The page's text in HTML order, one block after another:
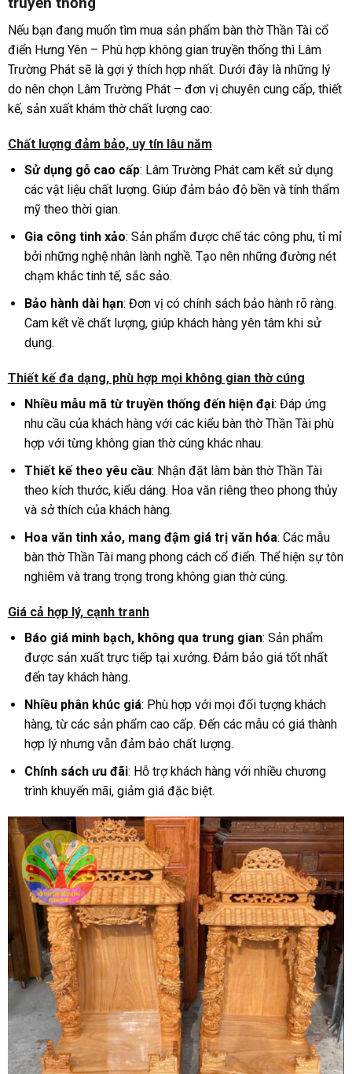
Nếu bạn đang muốn tìm mua sản phẩm bàn thờ Thần Tài cổ
điển Hưng Yên – Phù hợp không gian truyền thống thì Lâm
Trường Phát sẽ là gợi ý thích hợp nhất. Dưới đây là những lý
do nên chọn Lâm Trường Phát – đơn vị chuyên cung cấp, thiết
kế, sản xuất khám thờ chất lượng cao:
Chất lượng đảm bảo, uy tín lâu năm
Sử dụng gỗ cao cấp: Lâm Trường Phát cam kết sử dụng
các vật liệu chất lượng. Giúp đảm bảo độ bền và tính thẩm
mỹ theo thời gian.
Gia công tinh xảo: Sản phẩm được chế tác công phu, tỉ mỉ
bởi những nghệ nhân lành nghề. Tạo nên những đường nét
chạm khắc tinh tế, sắc sảo.
Bảo hành dài hạn: Đơn vị có chính sách bảo hành rõ ràng.
Cam kết về chất lượng, giúp khách hàng yên tâm khi sử
dụng.
Thiết kế đa dạng, phù hợp mọi không gian thờ cúng
Nhiều mẫu mã từ truyền thống đến hiện đại: Đáp ứng
nhu cầu của khách hàng với các kiểu bàn thờ Thần Tài phù
hợp với từng không gian thờ cúng khác nhau.
Thiết kế theo yêu cầu: Nhận đặt làm bàn thờ Thần Tài
theo kích thước, kiểu dáng. Hoa văn riêng theo phong thủy
và sở thích của khách hàng.
Hoa văn tinh xảo, mang đậm giá trị văn hóa: Các mẫu
bàn thờ Thần Tài mang phong cách cổ điển. Thể hiện sự tôn
nghiêm và trang trọng trong không gian thờ cúng.
Giá cả hợp lý, cạnh tranh
Báo giá minh bạch, không qua trung gian: Sản phẩm
được sản xuất trực tiếp tại xưởng. Đảm bảo giá tốt nhất
đến tay khách hàng.
Nhiều phân khúc giá: Phù hợp với mọi đối tượng khách
hàng, từ các sản phẩm cao cấp. Đến các mẫu có giá thành
hợp lý nhưng vẫn đảm bảo chất lượng.
Chính sách ưu đãi: Hỗ trợ khách hàng với nhiều chương
trình khuyến mãi, giảm giá đặc biệt.